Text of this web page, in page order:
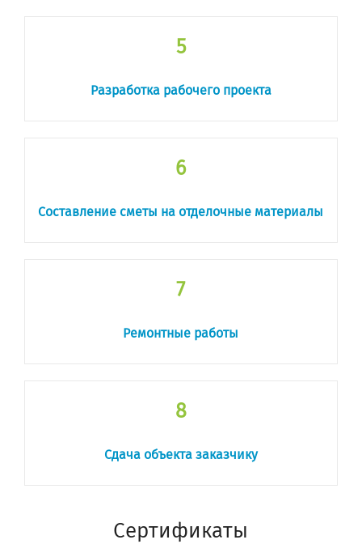
5
Разработка рабочего проекта
6
Составление сметы на отделочные материалы
7
Ремонтные работы
8
Сдача объекта заказчику
Сертификаты